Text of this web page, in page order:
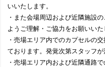
いいたします。
・また会場周辺および近隣施設
ようご理解・ご協力をお願いいた
・売場エリア内でのカプセルの
ております。発覚次第スタッフが
・売場エリア内および近隣通路